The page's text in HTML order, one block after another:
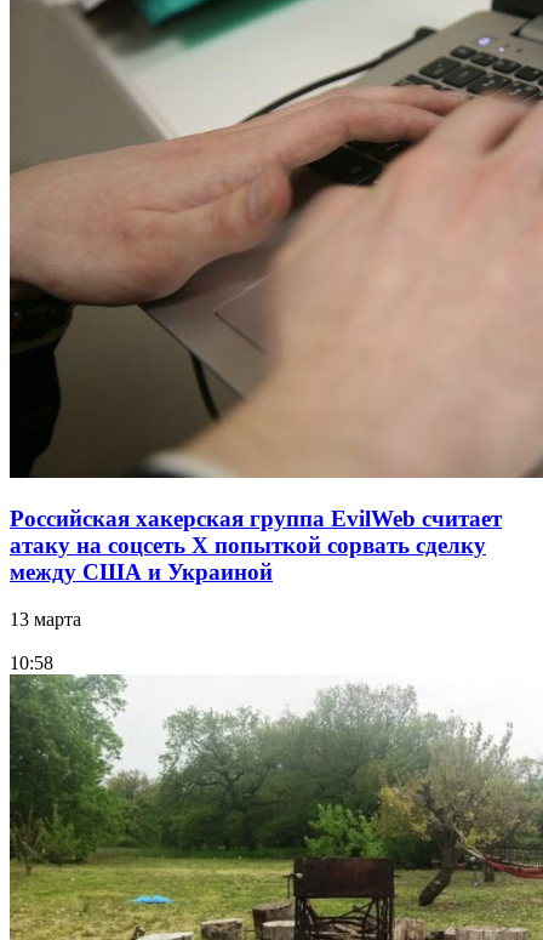
Российская хакерская группа EvilWeb считает
атаку на соцсеть Х попыткой сорвать сделку
между США и Украиной
13 марта
10:58